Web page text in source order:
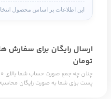
این اطلاعات بر اساس محصول
تومان
پست برای شما به صورت رایگان